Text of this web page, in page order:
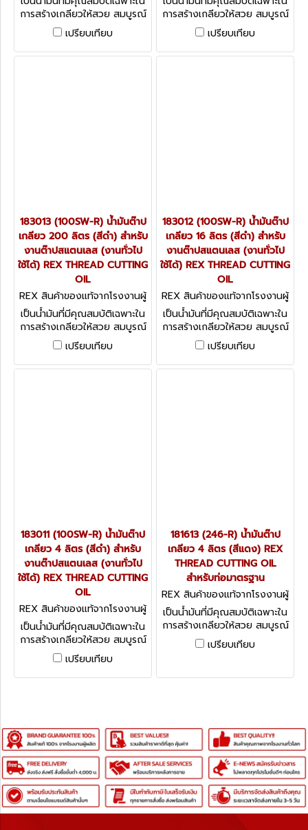
การสร้างเกลียวให้สวย สมบูรณ์
ได้มาตรฐาน ลดการสึกหรอของ
ฟัน เหมาะสำหรับการหล่อลื่นและ
ระบายความร้อน
เปรียบเทียบ
การสร้างเกลียวให้สวย สมบูรณ์
ได้มาตรฐาน ลดการสึกหรอของ
ฟัน เหมาะสำหรับการหล่อลื่นและ
ระบายความร้อน
เปรียบเทียบ
183013 (100SW-R) น้ำมันต๊าป
เกลียว 200 ลิตร (สีดำ) สำหรับ
งานต๊าปสแตนเลส (งานทั่วไป
ใช้ได้) REX THREAD CUTTING
OIL
REX สินค้าของแท้จากโรงงานผู้
ผลิต 183013 (100SW-R)
เป็นน้ำมันที่มีคุณสมบัติเฉพาะใน
การสร้างเกลียวให้สวย สมบูรณ์
ได้มาตรฐาน ลดการสึกหรอของ
ฟัน เหมาะสำหรับการหล่อลื่นและ
ระบายความร้อน
เปรียบเทียบ
183012 (100SW-R) น้ำมันต๊าป
เกลียว 16 ลิตร (สีดำ) สำหรับ
งานต๊าปสแตนเลส (งานทั่วไป
ใช้ได้) REX THREAD CUTTING
OIL
REX สินค้าของแท้จากโรงงานผู้
ผลิต 183012 (100SW-R)
เป็นน้ำมันที่มีคุณสมบัติเฉพาะใน
การสร้างเกลียวให้สวย สมบูรณ์
ได้มาตรฐาน ลดการสึกหรอของ
ฟัน เหมาะสำหรับการหล่อลื่นและ
ระบายความร้อน
เปรียบเทียบ
183011 (100SW-R) น้ำมันต๊าป
เกลียว 4 ลิตร (สีดำ) สำหรับ
งานต๊าปสแตนเลส (งานทั่วไป
ใช้ได้) REX THREAD CUTTING
OIL
REX สินค้าของแท้จากโรงงานผู้
ผลิต 183011 (100SW-R)
เป็นน้ำมันที่มีคุณสมบัติเฉพาะใน
การสร้างเกลียวให้สวย สมบูรณ์
ได้มาตรฐาน ลดการสึกหรอของ
ฟัน เหมาะสำหรับการหล่อลื่นและ
ระบายความร้อน
เปรียบเทียบ
181613 (246-R) น้ำมันต๊าป
เกลียว 4 ลิตร (สีแดง) REX
THREAD CUTTING OIL
สำหรับท่อมาตรฐาน
REX สินค้าของแท้จากโรงงานผู้
ผลิต 181613 (246-R)
เป็นน้ำมันที่มีคุณสมบัติเฉพาะใน
การสร้างเกลียวให้สวย สมบูรณ์
ได้มาตรฐาน ลดการสึกหรอของ
ฟัน เหมาะสำหรับการหล่อลื่นและ
เปรียบเทียบ